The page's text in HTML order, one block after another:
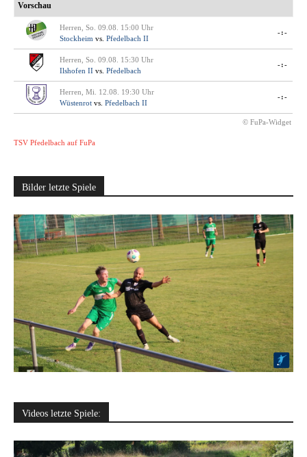
Vorschau
Herren, So. 09.08. 15:00 Uhr
Stockheim vs. Pfedelbach II
-:-
Herren, So. 09.08. 15:30 Uhr
Ilshofen II vs. Pfedelbach
-:-
Herren, Mi. 12.08. 19:30 Uhr
Wüstenrot vs. Pfedelbach II
-:-
© FuPa-Widget
TSV Pfedelbach auf FuPa
Bilder letzte Spiele
Videos letzte Spiele: